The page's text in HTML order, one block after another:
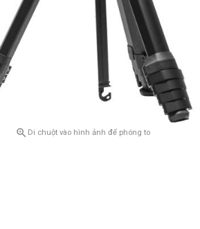
 Di chuột vào hình ảnh để phóng to